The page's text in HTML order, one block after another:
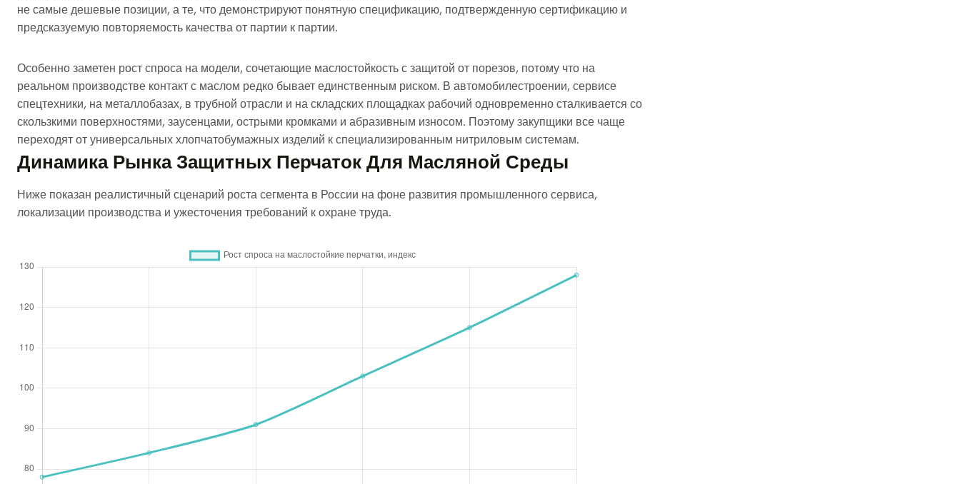
не самые дешевые позиции, а те, что демонстрируют понятную спецификацию, подтвержденную сертификацию и
предсказуемую повторяемость качества от партии к партии.
Особенно заметен рост спроса на модели, сочетающие маслостойкость с защитой от порезов, потому что на
реальном производстве контакт с маслом редко бывает единственным риском. В автомобилестроении, сервисе
спецтехники, на металлобазах, в трубной отрасли и на складских площадках рабочий одновременно сталкивается со
скользкими поверхностями, заусенцами, острыми кромками и абразивным износом. Поэтому закупщики все чаще
переходят от универсальных хлопчатобумажных изделий к специализированным нитриловым системам.
Динамика Рынка Защитных Перчаток Для Масляной Среды
Ниже показан реалистичный сценарий роста сегмента в России на фоне развития промышленного сервиса,
локализации производства и ужесточения требований к охране труда.